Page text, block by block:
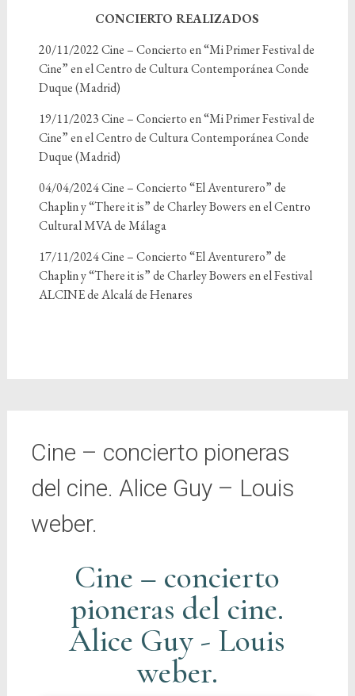
CONCIERTO REALIZADOS
20/11/2022 Cine – Concierto en “Mi Primer Festival de
Cine” en el Centro de Cultura Contemporánea Conde
Duque (Madrid)
19/11/2023 Cine – Concierto en “Mi Primer Festival de
Cine” en el Centro de Cultura Contemporánea Conde
Duque (Madrid)
04/04/2024 Cine – Concierto “El Aventurero” de
Chaplin y “There it is” de Charley Bowers en el Centro
Cultural MVA de Málaga
17/11/2024 Cine – Concierto “El Aventurero” de
Chaplin y “There it is” de Charley Bowers en el Festival
ALCINE de Alcalá de Henares
Cine – concierto pioneras
del cine. Alice Guy – Louis
weber.
Cine – concierto
pioneras del cine.
Alice Guy - Louis
weber.